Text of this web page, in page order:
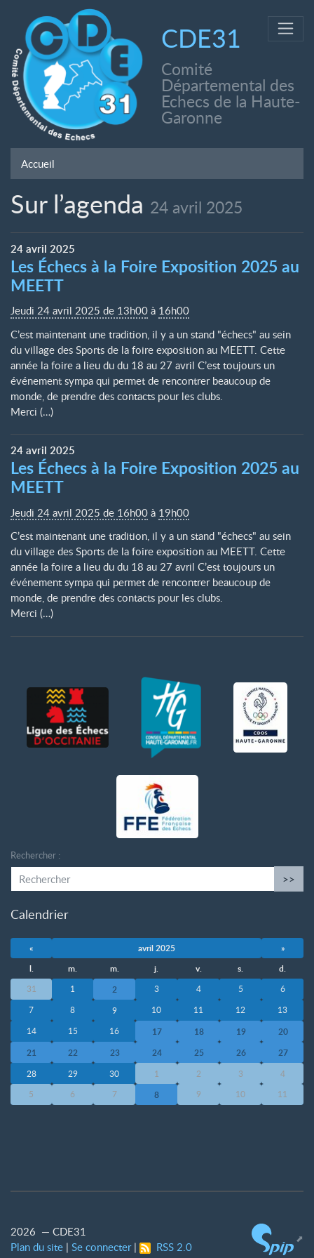
CDE31
Comité
Départemental des
Echecs de la Haute-
Garonne
Accueil
Sur l’agenda 24 avril 2025
24avril 2025
Les Échecs à la Foire Exposition 2025 au
MEETT
Jeudi 24 avril 2025 de 13h00 à 16h00
C’est maintenant une tradition, il y a un stand "échecs" au sein
du village des Sports de la foire exposition au MEETT. Cette
année la foire a lieu du du 18 au 27 avril C’est toujours un
événement sympa qui permet de rencontrer beaucoup de
monde, de prendre des contacts pour les clubs.
Merci (…)
24avril 2025
Les Échecs à la Foire Exposition 2025 au
MEETT
Jeudi 24 avril 2025 de 16h00 à 19h00
C’est maintenant une tradition, il y a un stand "échecs" au sein
du village des Sports de la foire exposition au MEETT. Cette
année la foire a lieu du du 18 au 27 avril C’est toujours un
événement sympa qui permet de rencontrer beaucoup de
monde, de prendre des contacts pour les clubs.
Merci (…)
Rechercher :
>>
Calendrier
« avril 2025
»
l.
m. m. j. v. s. d.
31 1 2 3 4 5
6
7
8 9 10 11 12
13
14
15 16 17 18 19
20
21
22 23 24 25 26 27
28 29 30 1 2 3
4
5
6 7 8 9 10 11
2026 — CDE31
Plan du site | Se connecter| RSS 2.0